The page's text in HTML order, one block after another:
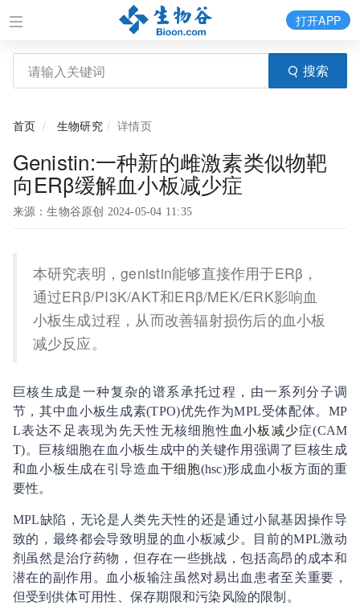
搜索
打开APP
首页 生物研究 详情页
Genistin:一种新的雌激素类似物靶
向ERβ缓解血小板减少症
来源：生物谷原创 2024-05-04 11:35
本研究表明，genistin能够直接作用于ERβ，
通过ERβ/PI3K/AKT和ERβ/MEK/ERK影响血
小板生成过程，从而改善辐射损伤后的血小板
减少反应。
巨核生成是一种复杂的谱系承托过程，由一系列分子调
节，其中血小板生成素(TPO)优先作为MPL受体配体。MP
L表达不足表现为先天性无核细胞性 血小板减少症(CAM
T)。巨核细胞在血小板生成中的关键作用强调了巨核生成
和血小板生成在引导造血 干细胞(hsc)形成血小板方面的重
要性。
MPL缺陷，无论是人类先天性的还是通过小鼠基因操作导
致的，最终都会导致明显的血小板减少。目前的MPL激动
剂虽然是治疗药物，但存在一些挑战，包括高昂的成本和
潜在的副作用。血小板输注虽然对易出血患者至关重要，
但受到供体可用性、保存期限和污染风险的限制。